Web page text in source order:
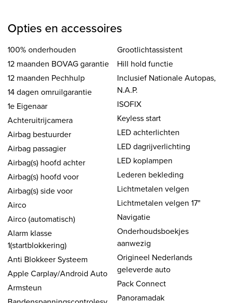
Opties en accessoires
100% onderhouden
12 maanden BOVAG garantie
12 maanden Pechhulp
14 dagen omruilgarantie
1e Eigenaar
Achteruitrijcamera
Airbag bestuurder
Airbag passagier
Airbag(s) hoofd achter
Airbag(s) hoofd voor
Airbag(s) side voor
Airco
Airco (automatisch)
Alarm klasse
1(startblokkering)
Anti Blokkeer Systeem
Apple Carplay/Android Auto
Armsteun
Grootlichtassistent
Hill hold functie
Inclusief Nationale Autopas,
N.A.P.
ISOFIX
Keyless start
LED achterlichten
LED dagrijverlichting
LED koplampen
Lederen bekleding
Lichtmetalen velgen
Lichtmetalen velgen 17"
Navigatie
Onderhoudsboekjes
aanwezig
Origineel Nederlands
geleverde auto
Pack Connect
Panoramadak